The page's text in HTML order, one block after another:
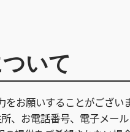
いて
をお願いすることがござ
、お電話番号、電子メー